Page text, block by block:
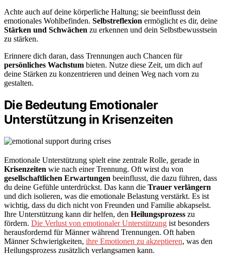
Achte auch auf deine körperliche Haltung; sie beeinflusst dein
emotionales Wohlbefinden. Selbstreflexion ermöglicht es dir, deine
Stärken und Schwächen zu erkennen und dein Selbstbewusstsein
zu stärken.
Erinnere dich daran, dass Trennungen auch Chancen für
persönliches Wachstum bieten. Nutze diese Zeit, um dich auf
deine Stärken zu konzentrieren und deinen Weg nach vorn zu
gestalten.
Die Bedeutung Emotionaler
Unterstützung in Krisenzeiten
Emotionale Unterstützung spielt eine zentrale Rolle, gerade in
Krisenzeiten wie nach einer Trennung. Oft wirst du von
gesellschaftlichen Erwartungen beeinflusst, die dazu führen, dass
du deine Gefühle unterdrückst. Das kann die Trauer verlängern
und dich isolieren, was die emotionale Belastung verstärkt. Es ist
wichtig, dass du dich nicht von Freunden und Familie abkapselst.
Ihre Unterstützung kann dir helfen, den Heilungsprozess zu
fördern. Die Verlust von emotionaler Unterstützung ist besonders
herausfordernd für Männer während Trennungen. Oft haben
Männer Schwierigkeiten, ihre Emotionen zu akzeptieren, was den
Heilungsprozess zusätzlich verlangsamen kann.